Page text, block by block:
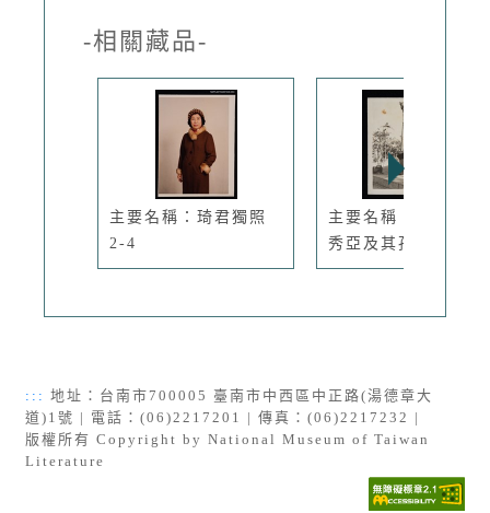
-相關藏品-
主要名稱：琦君獨照
2-4
主要名稱：琦君與張
秀亞及其孩...
::: 地址：台南市700005 臺南市中西區中正路(湯德章大
道)1號 | 電話：(06)2217201 | 傳真：(06)2217232 |
版權所有 Copyright by National Museum of Taiwan
Literature